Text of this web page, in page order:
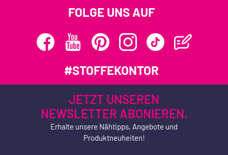
FOLGE UNS AUF
#STOFFEKONTOR
JETZT UNSEREN
NEWSLETTER ABONIEREN.
Erhalte unsere Nähtipps, Angebote und
Produktneuheiten!